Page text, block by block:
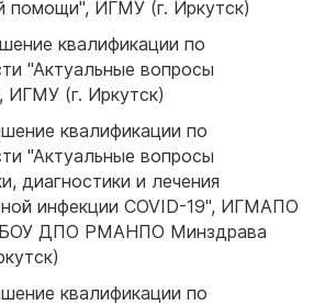
помощи", ИГМУ (г. Иркутск)
квалификации по
"Актуальные вопросы
ИГМУ (г. Иркутск)
квалификации по
"Актуальные вопросы
диагностики и лечения
инфекции COVID-19", ИГМАПО
ДПО РМАНПО Минздрава
квалификации по